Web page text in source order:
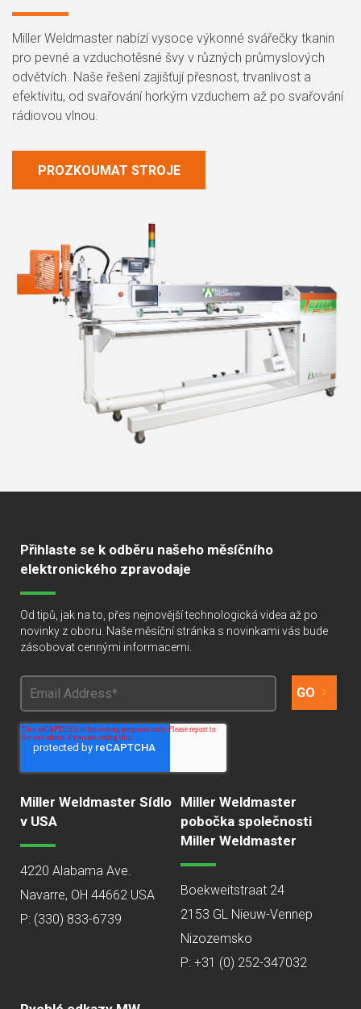
Miller Weldmaster nabízí vysoce výkonné svářečky tkanin
pro pevné a vzduchotěsné švy v různých průmyslových
odvětvích. Naše řešení zajišťují přesnost, trvanlivost a
efektivitu, od svařování horkým vzduchem až po svařování
rádiovou vlnou.
PROZKOUMAT STROJE
Přihlaste se k odběru našeho měsíčního
elektronického zpravodaje
Od tipů, jak na to, přes nejnovější technologická videa až po
novinky z oboru. Naše měsíční stránka s novinkami vás bude
zásobovat cennými informacemi.
Miller Weldmaster Sídlo
v USA
4220 Alabama Ave.
Navarre, OH 44662 USA
P: (330) 833-6739
Miller Weldmaster
pobočka společnosti
Miller Weldmaster
Boekweitstraat 24
2153 GL Nieuw-Vennep
Nizozemsko
P: +31 (0) 252-347032